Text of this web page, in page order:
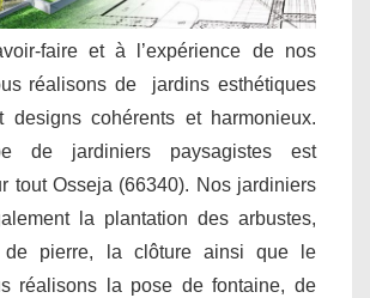
faire et à l’expérience de nos
réalisons de jardins esthétiques
designs cohérents et harmonieux.
de jardiniers paysagistes est
tout Osseja (66340). Nos jardiniers
la plantation des arbustes,
pierre, la clôture ainsi que le
réalisons la pose de fontaine, de